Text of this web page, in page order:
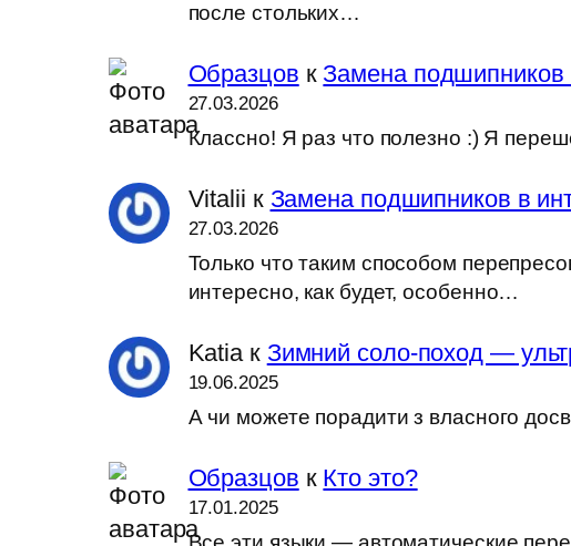
после стольких…
Образцов к Замена подшипников
27.03.2026
Классно! Я раз что полезно :) Я
Vitalii к Замена подшипников в
27.03.2026
Только что таким способом
интересно, как будет, особенно…
Katiaк Зимний соло-поход —
19.06.2025
А чи можете порадити з власного
Образцов к Кто это?
17.01.2025